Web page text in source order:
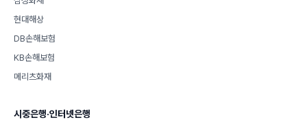
현대해상
DB손해보험
KB손해보험
메리츠화재
시중은행·인터넷은행